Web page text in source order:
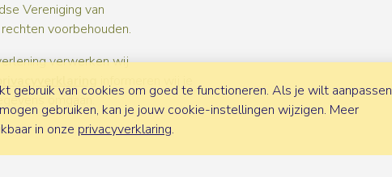
Vereniging van
voorbehouden.
verwerken wij
omgaan.
gebruik van cookies om goed te functioneren. Als je wilt aanpassen
gebruiken, kan je jouw cookie-instellingen wijzigen. Meer
in onze privacyverklaring.